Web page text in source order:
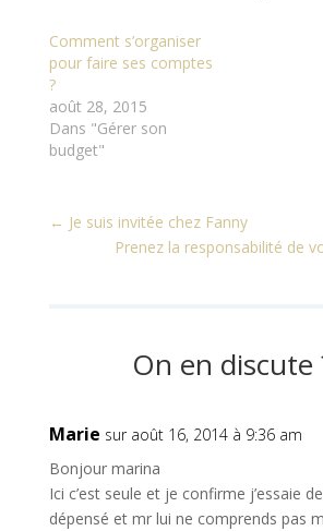
Comment s’organiser
pour faire ses comptes
?
août 28, 2015
Dans "Gérer son
budget"
← Je suis invitée chez Fanny
Prenez la responsabilité de
On en discute
Marie sur août 16, 2014 à 9:36 am
Bonjour marina
Ici c’est seule et je confirme j’essaie
dépensé et mr lui ne comprends pas